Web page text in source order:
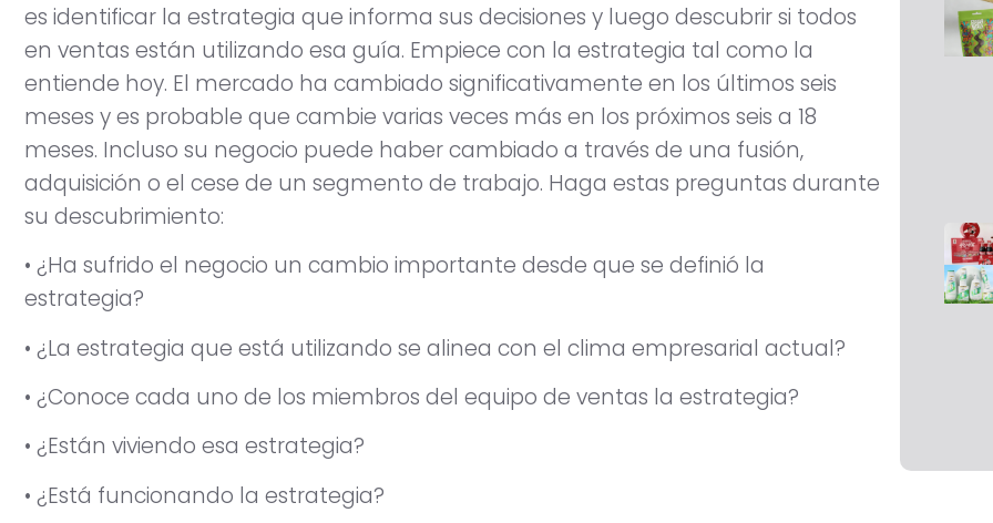
es identificar la estrategia que informa sus decisiones y luego descubrir si todos
en ventas están utilizando esa guía. Empiece con la estrategia tal como la
entiende hoy. El mercado ha cambiado significativamente en los últimos seis
meses y es probable que cambie varias veces más en los próximos seis a 18
meses. Incluso su negocio puede haber cambiado a través de una fusión,
adquisición o el cese de un segmento de trabajo. Haga estas preguntas durante
su descubrimiento:
• ¿Ha sufrido el negocio un cambio importante desde que se definió la
estrategia?
• ¿La estrategia que está utilizando se alinea con el clima empresarial actual?
• ¿Conoce cada uno de los miembros del equipo de ventas la estrategia?
• ¿Están viviendo esa estrategia?
• ¿Está funcionando la estrategia?